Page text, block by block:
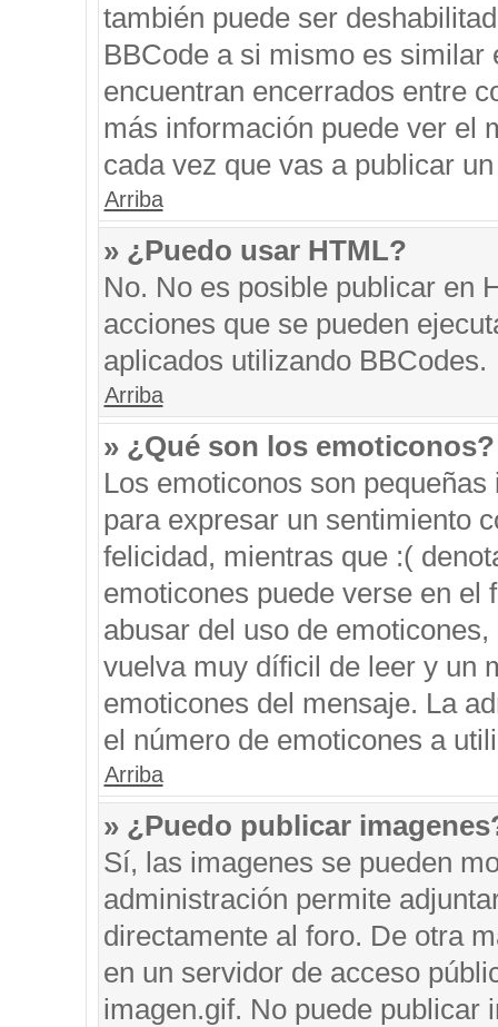
también puede ser
BBCode a si mismo es
encuentran encerrados entre
más información puede ver el
cada vez que vas a publicar
Arriba
» ¿Puedo usar HTML?
No. No es posible publicar en
acciones que se pueden
aplicados utilizando BBCodes.
Arriba
» ¿Qué son los emoticonos?
Los emoticonos son
para expresar un sentimiento
felicidad, mientras que :(
emoticones puede verse en el
abusar del uso de
vuelva muy díficil de leer y un
emoticones del mensaje. La
el número de emoticones a
Arriba
» ¿Puedo publicar
Sí, las imagenes se pueden
administración permite
directamente al foro. De otra
en un servidor de acceso
imagen.gif. No puede publicar